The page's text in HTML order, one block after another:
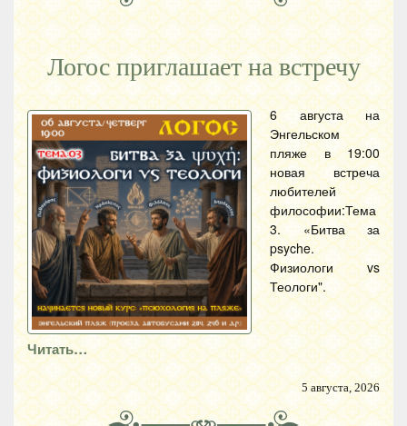
Логос приглашает на встречу
6 августа на
Энгельском
пляже в 19:00
новая встреча
любителей
философии:Тема
3. «Битва за
psyche.
Физиологи vs
Теологи".
Читать…
5 августа, 2026